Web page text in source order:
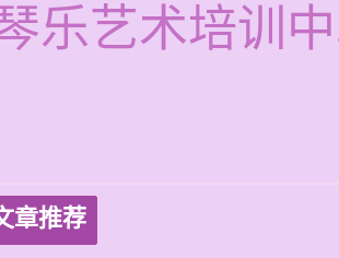
乐艺术培训
章推荐